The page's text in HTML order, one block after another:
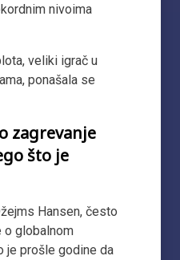
nivoima
veliki igrač u
ponašala se
zagrevanje
što je
Hansen, često
o globalnom
je prošle godine da